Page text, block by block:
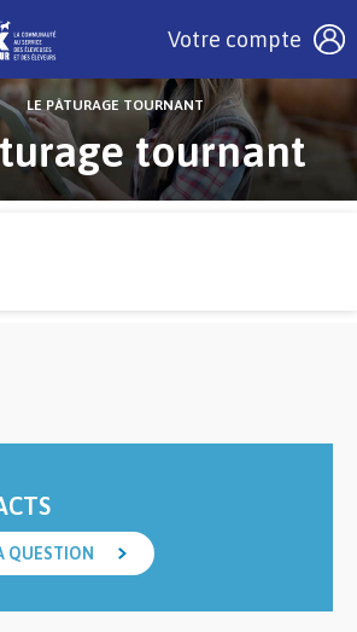
Votre compte
LE PÂTURAGE TOURNANT
tournant
QUESTION